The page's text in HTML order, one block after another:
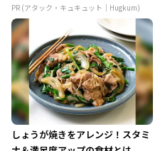
PR (アタック・キュキュット｜Hugkum)
しょうが焼きをアレンジ！スタミ